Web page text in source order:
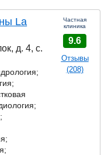
La
д. 4, с.
Частная
клиника
9.6
Отзывы
(208)